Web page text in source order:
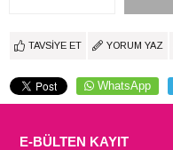
TAVSIYE ET YORUM YAZ
WhatsApp
E-BÜLTEN KAYIT